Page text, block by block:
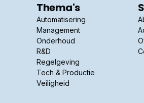
Thema's
Automatisering
Management
Onderhoud
R&D
Regelgeving
Tech & Productie
Veiligheid